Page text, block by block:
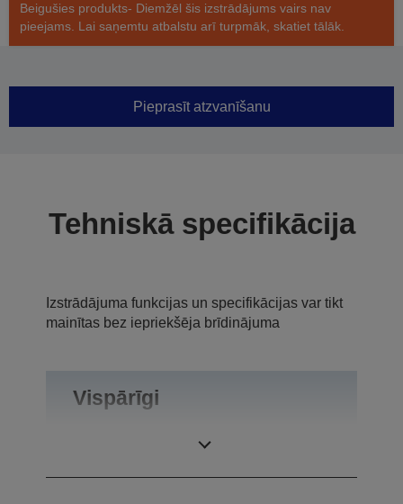
Beigušies produkts- Diemžēl šis izstrādājums vairs nav
pieejams. Lai saņemtu atbalstu arī turpmāk, skatiet tālāk.
Pieprasīt atzvanīšanu
Tehniskā specifikācija
Izstrādājuma funkcijas un specifikācijas var tikt
mainītas bez iepriekšēja brīdinājuma
Vispārīgi